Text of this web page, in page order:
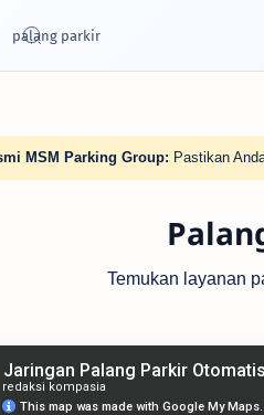
MSM Parking Group: Pastikan
Temukan layanan